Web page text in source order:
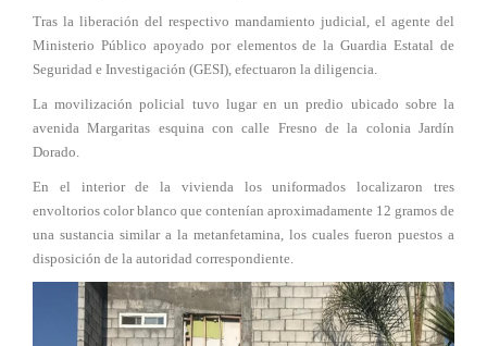
Tras la liberación del respectivo mandamiento judicial, el agente del
Ministerio Público apoyado por elementos de la Guardia Estatal de
Seguridad e Investigación (GESI), efectuaron la diligencia.
La movilización policial tuvo lugar en un predio ubicado sobre la
avenida Margaritas esquina con calle Fresno de la colonia Jardín
Dorado.
En el interior de la vivienda los uniformados localizaron tres
envoltorios color blanco que contenían aproximadamente 12 gramos de
una sustancia similar a la metanfetamina, los cuales fueron puestos a
disposición de la autoridad correspondiente.